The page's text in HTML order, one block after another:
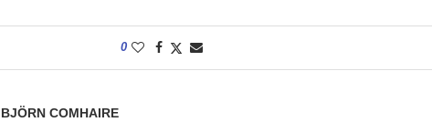
0
BJÖRN COMHAIRE